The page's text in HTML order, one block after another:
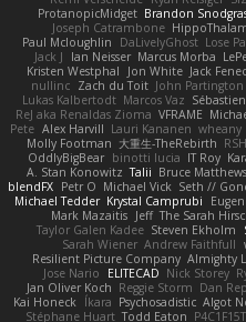
ProtanopicMidget Brandon
Joseph Catrambone
Paul Mcloughlin
DaLivelyGhost Lose
Jack J
Ian Neisser Marcus Morba
Kristen Westphal
Jon White Jack
nullinc Zach du Toit John Partington
Lukas Kalbertodt Marcos Vaz
ReJ aka Renaldas Zioma VFRAME
Pete Alex Harvill Lauri Kananen wheany
Molly Footman 大重生-TheRebirth
OddlyBigBear binotti lucia IT Roy
A. Stan Konowitz Talii Bruce Matthews
blendFX Petr O Michael Vick Seth //
Michael Tedder Krystal Camprubi
Mark Mazaitis Jeff The Sarah
Taylor Galen Kadee Steven Ekholm
Sarah Wiener Andrew Faithfull
Resilient Picture Company Almighty
Jose Nario
ELITECAD Nick Storey
Jan Oliver Koch Reggie Storm Dan
Kai Honeck Íkara Psychosadistic Algot
Stéphane Huart Todd Eaton P4C1F15T